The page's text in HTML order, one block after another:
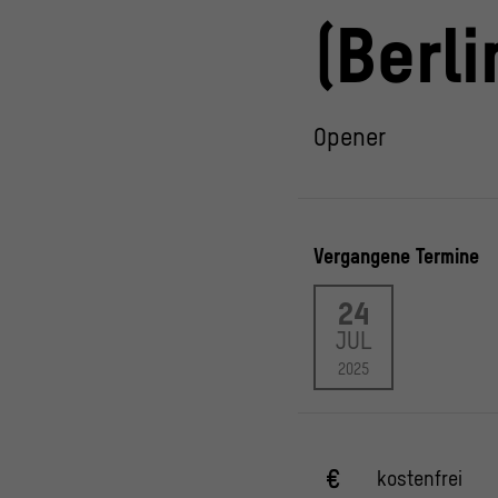
Opener
Vergangene Termine
24
JUL
2025
kostenfrei